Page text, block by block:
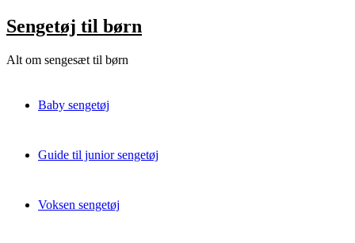
Skip
to
Sengetøj til børn
Alt om sengesæt til børn
Baby sengetøj
Guide til junior sengetøj
Voksen sengetøj